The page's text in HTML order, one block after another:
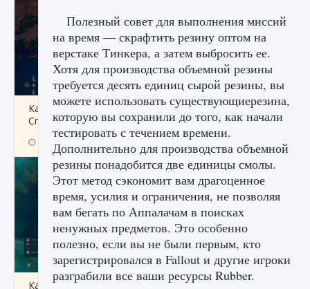
Как разблокировать заклинание Крист в
Creatures of Ava
9 августа 2024
Как приручить существ из степей Тамура в
Полезный совет для выполнения миссий
на время — скрафтить резину оптом на
верстаке Тинкера, а затем выбросить ее.
Хотя для производства объемной резины
требуется десять единиц сырой резины, вы
можете использовать существующиерезина,
которую вы сохранили до того, как начали
тестировать с течением времени.
Дополнительно для производства объемной
резины понадобится две единицы смолы.
Этот метод сэкономит вам драгоценное
время, усилия и ограничения, не позволяя
вам бегать по Аппалачам в поисках
ненужных предметов. Это особенно
полезно, если вы не были первым, кто
зарегистрировался в Fallout и другие игроки
разграбили все ваши ресурсы Rubber.